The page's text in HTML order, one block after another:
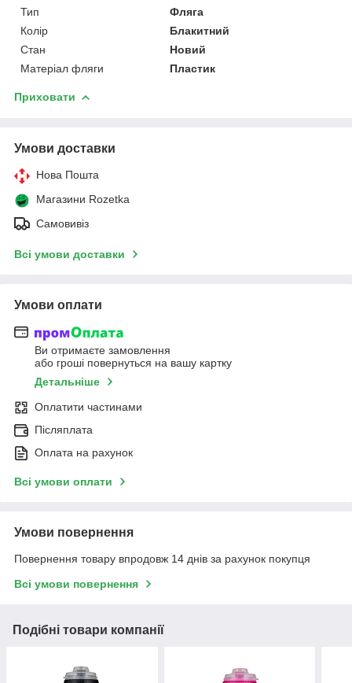
Тип
Фляга
Колір
Блакитний
Стан
Новий
Матеріал фляги
Пластик
Приховати
Умови доставки
Нова Пошта
Магазини Rozetka
Самовивіз
Всі умови доставки
Умови оплати
Ви отримаєте замовлення
або гроші повернуться на вашу картку
Детальніше
Оплатити частинами
Післяплата
Оплата на рахунок
Всі умови оплати
Умови повернення
Повернення товару впродовж 14 днів за рахунок покупця
Всі умови повернення
Подібні товари компанії